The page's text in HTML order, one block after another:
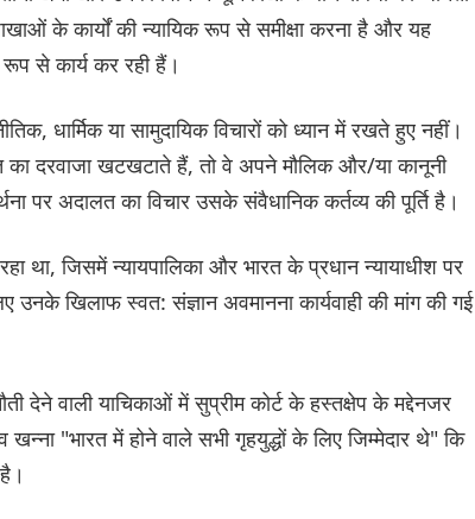
के कार्यों की न्यायिक रूप से समीक्षा करना है और यह
से कार्य कर रही हैं।
धार्मिक या सामुदायिक विचारों को ध्यान में रखते हुए नहीं।
का दरवाजा खटखटाते हैं, तो वे अपने मौलिक और/या कानूनी
पर अदालत का विचार उसके संवैधानिक कर्तव्य की पूर्ति है।
था, जिसमें न्यायपालिका और भारत के प्रधान न्यायाधीश पर
उनके खिलाफ स्वत: संज्ञान अवमानना कार्यवाही की मांग की गई
देने वाली याचिकाओं में सुप्रीम कोर्ट के हस्तक्षेप के मद्देनजर
"भारत में होने वाले सभी गृहयुद्धों के लिए जिम्मेदार थे" कि